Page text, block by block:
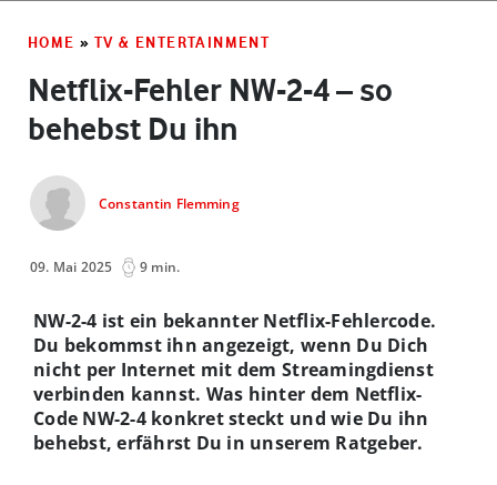
HOME » TV & ENTERTAINMENT
Netflix-Fehler NW-2-4 – so
behebst Du ihn
Constantin Flemming
09. Mai 2025 9 min.
NW-2-4 ist ein bekannter Netflix-Fehlercode.
Du bekommst ihn angezeigt, wenn Du Dich
nicht per Internet mit dem Streamingdienst
verbinden kannst. Was hinter dem Netflix-
Code NW-2-4 konkret steckt und wie Du ihn
behebst, erfährst Du in unserem Ratgeber.